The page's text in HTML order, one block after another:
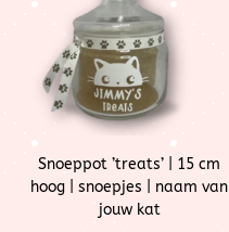
Snoeppot ’treats’ | 15 cm
hoog | snoepjes | naam van
jouw kat